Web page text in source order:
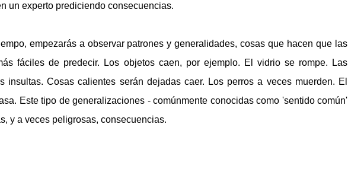
un experto prediciendo consecuencias.
empezarás a observar patrones y generalidades, cosas que hacen que las
fáciles de predecir. Los objetos caen, por ejemplo. El vidrio se rompe. Las
insultas. Cosas calientes serán dejadas caer. Los perros a veces muerden. El
Este tipo de generalizaciones - comúnmente conocidas como 'sentido común'
y a veces peligrosas, consecuencias.